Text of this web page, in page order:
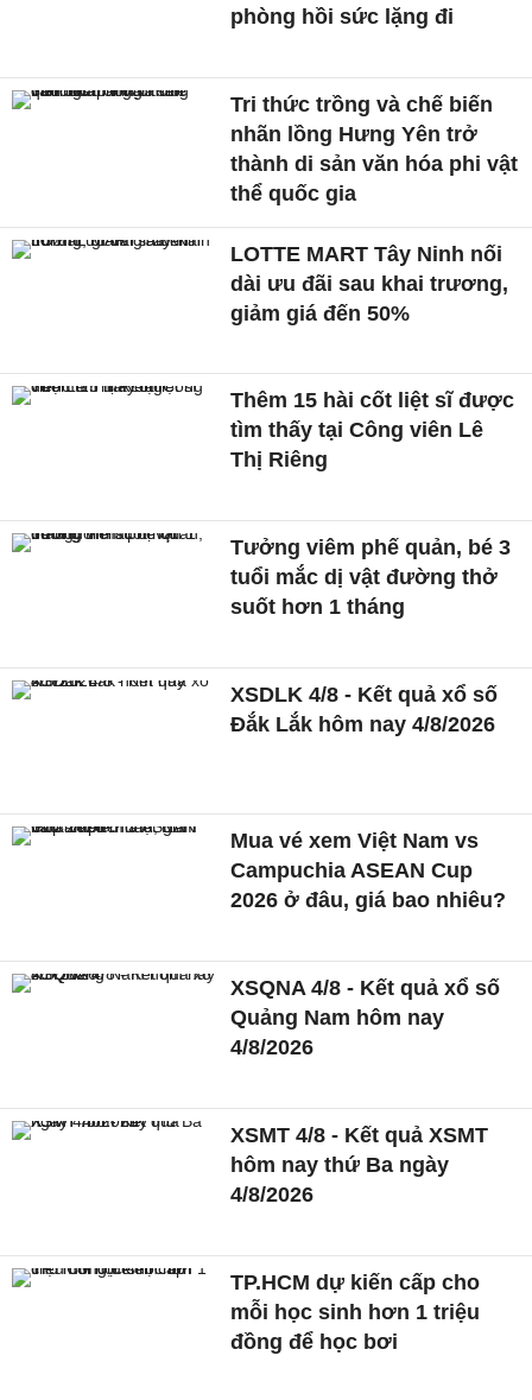
phòng hồi sức lặng đi
Tri thức trồng và chế biến
nhãn lồng Hưng Yên trở
thành di sản văn hóa phi vật
thể quốc gia
LOTTE MART Tây Ninh nối
dài ưu đãi sau khai trương,
giảm giá đến 50%
Thêm 15 hài cốt liệt sĩ được
tìm thấy tại Công viên Lê
Thị Riêng
Tưởng viêm phế quản, bé 3
tuổi mắc dị vật đường thở
suốt hơn 1 tháng
XSDLK 4/8 - Kết quả xổ số
Đắk Lắk hôm nay 4/8/2026
Mua vé xem Việt Nam vs
Campuchia ASEAN Cup
2026 ở đâu, giá bao nhiêu?
XSQNA 4/8 - Kết quả xổ số
Quảng Nam hôm nay
4/8/2026
XSMT 4/8 - Kết quả XSMT
hôm nay thứ Ba ngày
4/8/2026
TP.HCM dự kiến cấp cho
mỗi học sinh hơn 1 triệu
đồng để học bơi